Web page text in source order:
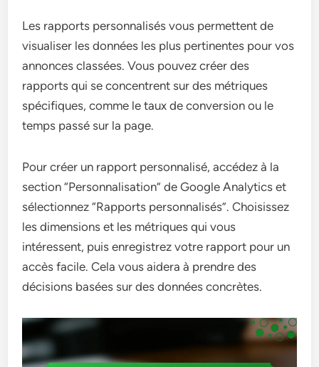
Les rapports personnalisés vous permettent de
visualiser les données les plus pertinentes pour vos
annonces classées. Vous pouvez créer des
rapports qui se concentrent sur des métriques
spécifiques, comme le taux de conversion ou le
temps passé sur la page.
Pour créer un rapport personnalisé, accédez à la
section “Personnalisation” de Google Analytics et
sélectionnez “Rapports personnalisés”. Choisissez
les dimensions et les métriques qui vous
intéressent, puis enregistrez votre rapport pour un
accès facile. Cela vous aidera à prendre des
décisions basées sur des données concrètes.